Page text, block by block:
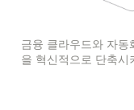
금융 클라우드와 자
을 혁신적으로 단축시